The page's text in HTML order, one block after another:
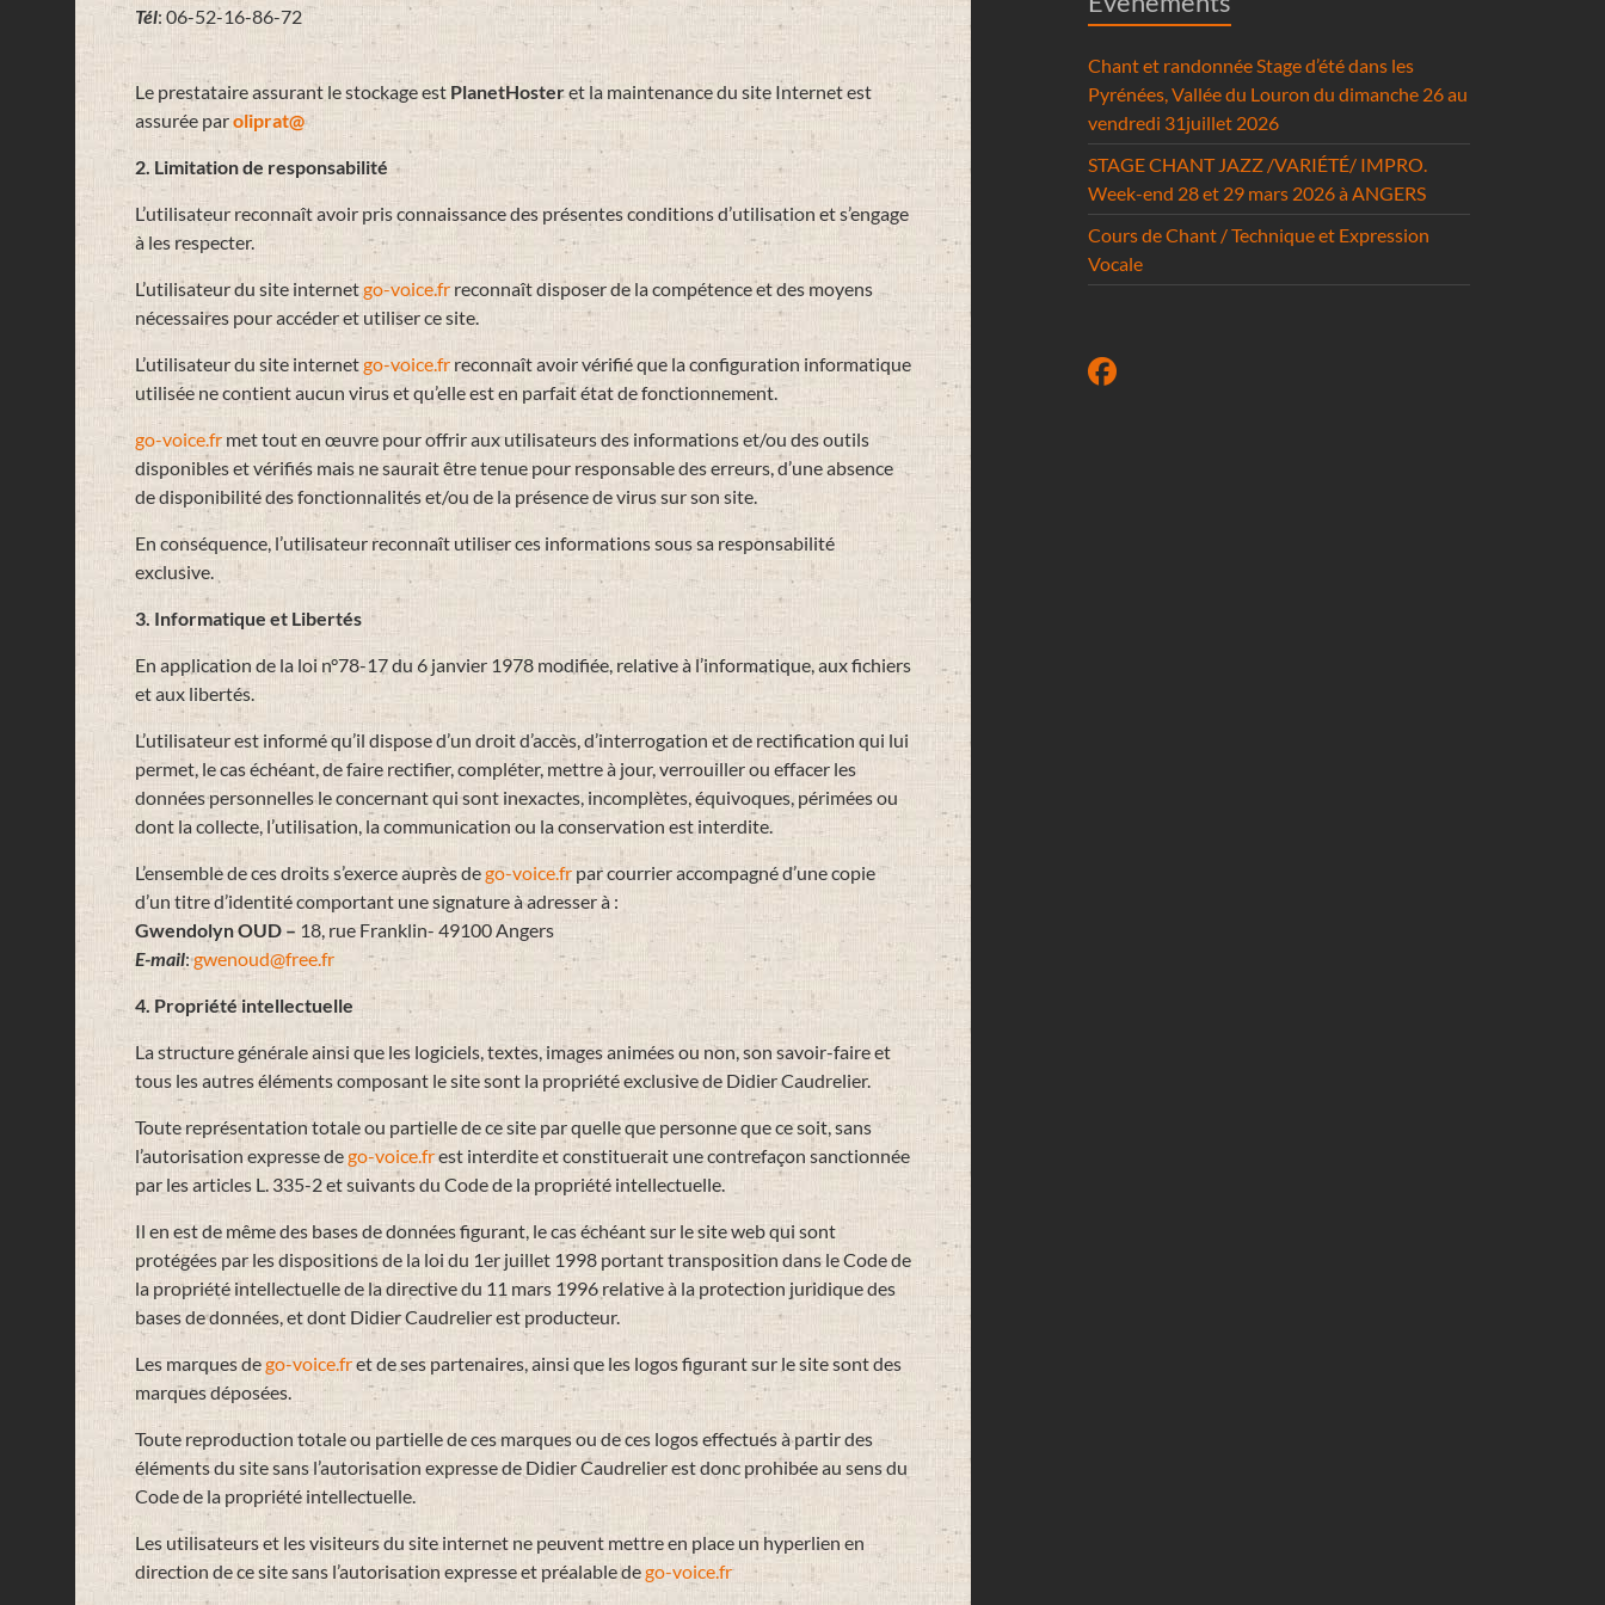
Tél: 06-52-16-86-72
Le prestataire assurant le stockage est PlanetHosteret la maintenance du site Internet est
assurée paroliprat@
2. Limitation de responsabilité
L’utilisateur reconnaît avoir pris connaissance des présentes conditions d’utilisation et s’engage
à les respecter.
L’utilisateur du site internetgo-voice.fr reconnaît disposer de la compétence et des moyens
nécessaires pour accéder et utiliser ce site.
L’utilisateur du site internetgo-voice.fr reconnaît avoir vérifié que la configuration informatique
utilisée ne contient aucun virus et qu’elle est en parfait état de fonctionnement.
go-voice.fr met tout en œuvre pour offrir aux utilisateurs des informations et/ou des outils
disponibles et vérifiés mais ne saurait être tenue pour responsable des erreurs, d’une absence
de disponibilité des fonctionnalités et/ou de la présence de virus sur son site.
En conséquence, l’utilisateur reconnaît utiliser ces informations sous sa responsabilité
exclusive.
3. Informatique et Libertés
En application de la loi n°78-17 du 6 janvier 1978 modifiée, relative à l’informatique, aux fichiers
et aux libertés.
L’utilisateur est informé qu’il dispose d’un droit d’accès, d’interrogation et de rectification qui lui
permet, le cas échéant, de faire rectifier, compléter, mettre à jour, verrouiller ou effacer les
données personnelles le concernant qui sont inexactes, incomplètes, équivoques, périmées ou
dont la collecte, l’utilisation, la communication ou la conservation est interdite.
L’ensemble de ces droits s’exerce auprès dego-voice.fr par courrier accompagné d’une copie
d’un titre d’identité comportant une signature à adresser à :
Gwendolyn OUD – 18, rue Franklin- 49100 Angers
E-mail:gwenoud@free.fr
4. Propriété intellectuelle
La structure générale ainsi que les logiciels, textes, images animées ou non, son savoir-faire et
tous les autres éléments composant le site sont la propriété exclusive de Didier Caudrelier.
Toute représentation totale ou partielle de ce site par quelle que personne que ce soit, sans
l’autorisation expresse dego-voice.frest interdite et constituerait une contrefaçon sanctionnée
par les articles L. 335-2 et suivants du Code de la propriété intellectuelle.
Il en est de même des bases de données figurant, le cas échéant sur le site web qui sont
protégées par les dispositions de la loi du 1er juillet 1998 portant transposition dans le Code de
la propriété intellectuelle de la directive du 11 mars 1996 relative à la protection juridique des
bases de données, et dont Didier Caudrelier est producteur.
Les marques dego-voice.fret de ses partenaires, ainsi que les logos figurant sur le site sont des
marques déposées.
Toute reproduction totale ou partielle de ces marques ou de ces logos effectués à partir des
éléments du site sans l’autorisation expresse de Didier Caudrelier est donc prohibée au sens du
Code de la propriété intellectuelle.
Les utilisateurs et les visiteurs du site internet ne peuvent mettre en place un hyperlien en
direction de ce site sans l’autorisation expresse et préalable dego-voice.fr
Chant et randonnée Stage d’été dans les
Pyrénées, Vallée du Louron du dimanche 26 au
vendredi 31juillet 2026
STAGE CHANT JAZZ /VARIÉTÉ/ IMPRO.
Week-end 28 et 29 mars 2026 à ANGERS
Cours de Chant / Technique et Expression
Vocale